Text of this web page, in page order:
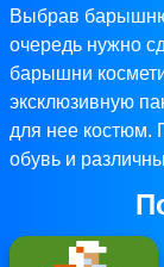
Выбрав
очередь нужно
барышни
эксклюзивную
для нее костюм.
обувь и